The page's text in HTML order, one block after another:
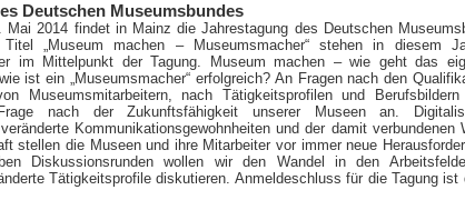
Deutschen Museumsbundes
2014 findet in Mainz die Jahrestagung des Deutschen
„Museum machen – Museumsmacher“ stehen in diesem
im Mittelpunkt der Tagung. Museum machen – wie geht das
ist ein „Museumsmacher“ erfolgreich? An Fragen nach den
Museumsmitarbeitern, nach Tätigkeitsprofilen und
nach der Zukunftsfähigkeit unserer Museen an.
Kommunikationsgewohnheiten und der damit verbundenen
stellen die Museen und ihre Mitarbeiter vor immer neue
Diskussionsrunden wollen wir den Wandel in den
Tätigkeitsprofile diskutieren. Anmeldeschluss für die Tagung ist